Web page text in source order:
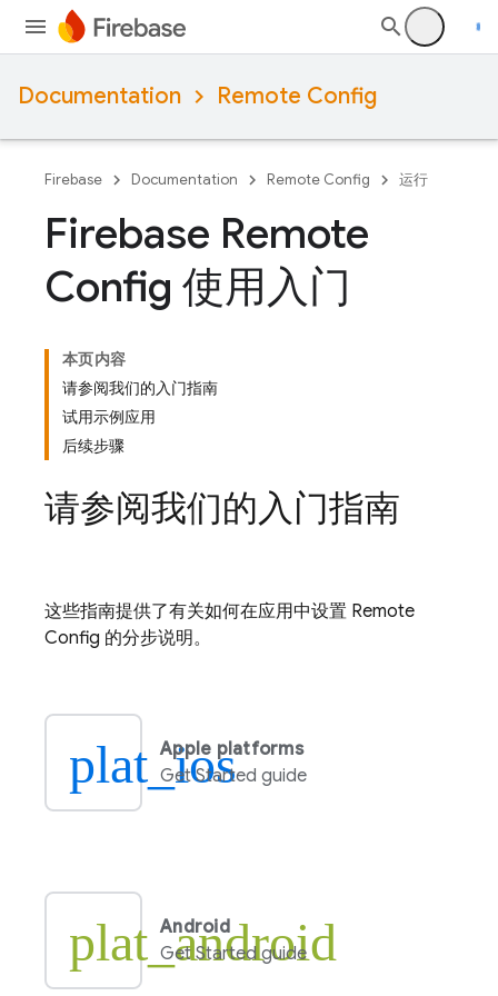
Documentation Remote Config
Firebase Documentation Remote Config 运行
Firebase Remote
Config 使用入门
本页内容
请参阅我们的入门指南
试用示例应用
后续步骤
请参阅我们的入门指南
这些指南提供了有关如何在应用中设置 Remote
Config 的分步说明。
plat_ios
Apple platforms
Get Started guide
plat_android
Android
Get Started guide